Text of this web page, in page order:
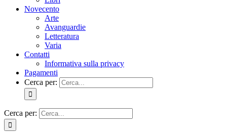
Novecento
Arte
Avanguardie
Letteratura
Varia
Contatti
Informativa sulla privacy
Pagamenti
Cerca per:
Cerca per: